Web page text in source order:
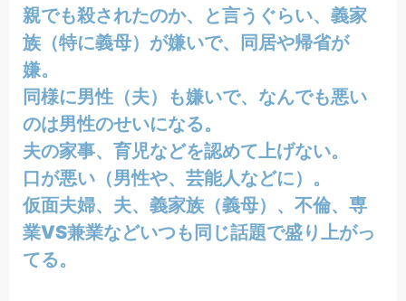
親でも殺されたのか、と言うぐらい、義家
族（特に義母）が嫌いで、同居や帰省が
嫌。
同様に男性（夫）も嫌いで、なんでも悪い
のは男性のせいになる。
夫の家事、育児などを認めて上げない。
口が悪い（男性や、芸能人などに）。
仮面夫婦、夫、義家族（義母）、不倫、専
業VS兼業などいつも同じ話題で盛り上がっ
てる。